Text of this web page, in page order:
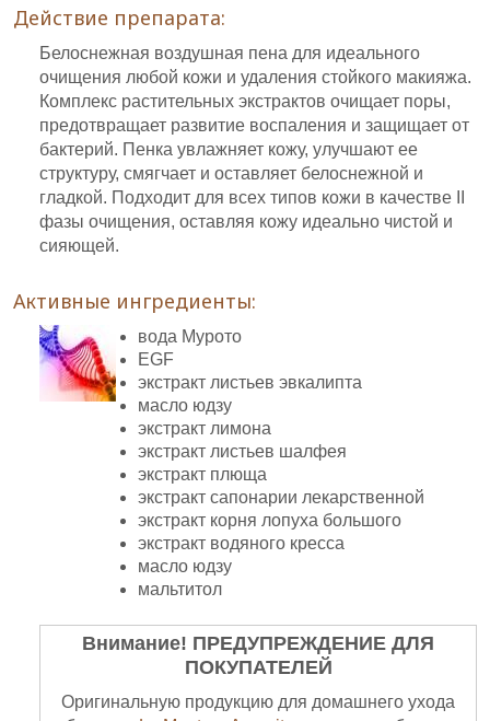
Действие препарата:
Белоснежная воздушная пена для идеального
очищения любой кожи и удаления стойкого макияжа.
Комплекс растительных экстрактов очищает поры,
предотвращает развитие воспаления и защищает от
бактерий. Пенка увлажняет кожу, улучшают ее
структуру, смягчает и оставляет белоснежной и
гладкой. Подходит для всех типов кожи в качестве II
фазы очищения, оставляя кожу идеально чистой и
сияющей.
Активные ингредиенты:
вода Мурото
EGF
экстракт листьев эвкалипта
масло юдзу
экстракт лимона
экстракт листьев шалфея
экстракт плюща
экстракт сапонарии лекарственной
экстракт корня лопуха большого
экстракт водяного кресса
масло юдзу
мальтитол
Внимание! ПРЕДУПРЕЖДЕНИЕ ДЛЯ
ПОКУПАТЕЛЕЙ
Оригинальную продукцию для домашнего ухода